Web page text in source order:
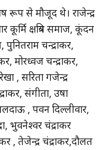
NOW
रूप से मौजूद थे। राजेन्द्र
कूर्मि क्षत्रिय समाज, कूंदन
पुनितराम चन्द्राकर,
मोरध्वज चन्द्राकर,
, सरिता गजेन्द्र
संगीता, उषा
, पवन दिल्लीवार,
भुवनेश्वर चंद्राकर
, तेजेन्द्र चंद्राकर,दौलत